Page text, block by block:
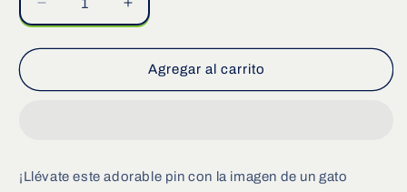
Reducir
cantidad
para
blanco
Aumentar
cantidad
para
Gato
blanco
Agregar al carrito
¡Llévate este adorable pin con la imagen de un gato